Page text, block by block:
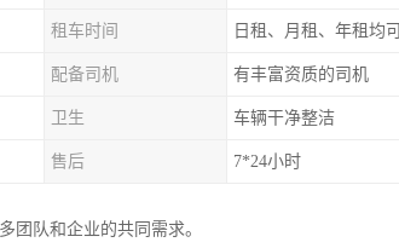
租车时间 日租、月租、年租均可
配备司机 有丰富资质的司机
卫生 车辆干净整洁
售后 7*24小时
团队和企业的共同需求。